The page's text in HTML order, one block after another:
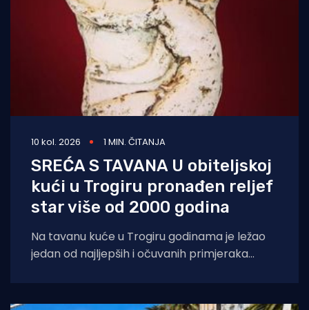
10 kol. 2026 1 MIN. ČITANJA
SREĆA S TAVANA U obiteljskoj
kući u Trogiru pronađen reljef
star više od 2000 godina
Na tavanu kuće u Trogiru godinama je ležao
jedan od najljepših i očuvanih primjeraka